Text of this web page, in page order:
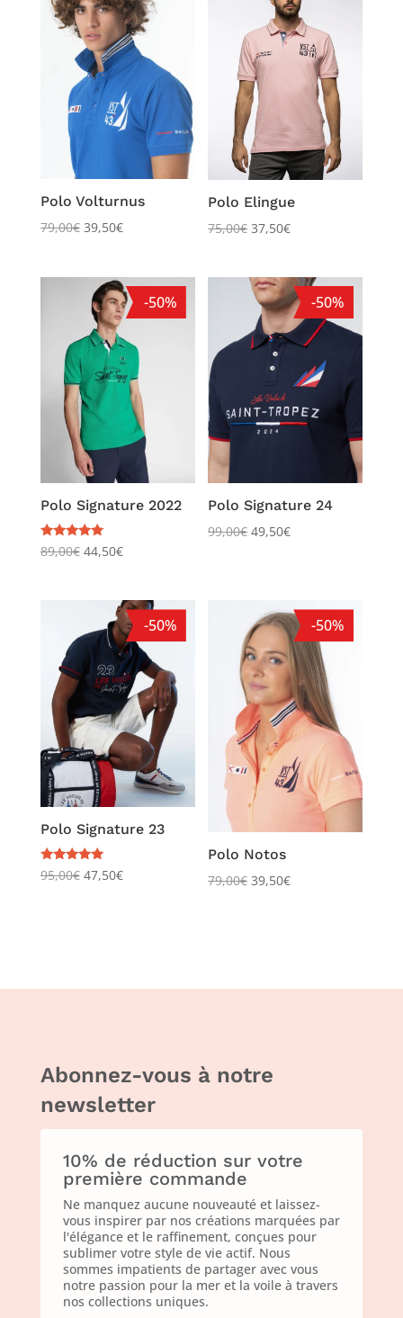
Polo Volturnus
79,00€ 39,50€
Polo Elingue
75,00€ 37,50€
-50%
Polo Signature 2022
Note
5.00
89,00€ 44,50€
-50%
Polo Signature 24
99,00€ 49,50€
-50%
Polo Signature 23
Note
5.00
95,00€ 47,50€
-50%
Polo Notos
79,00€ 39,50€
Abonnez-vous à notre
newsletter
10% de réduction sur votre
première commande
Ne manquez aucune nouveauté et laissez-
vous inspirer par nos créations marquées par
l'élégance et le raffinement, conçues pour
sublimer votre style de vie actif. Nous
sommes impatients de partager avec vous
notre passion pour la mer et la voile à travers
nos collections uniques.